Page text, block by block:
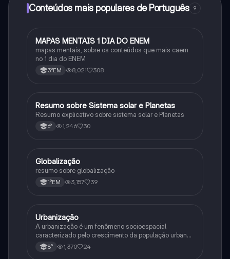
Conteúdos mais populares de Português 9
Português
MAPAS MENTAIS 1 DIA DO ENEM
mapas mentais, sobre os conteúdos que mais caem
no 1 dia do ENEM
3°EM 8,021 308
Geografia
Resumo sobre Sistema solar e Planetas
Resumo explicativo sobre sistema solar e Planetas
6° 1,246 30
Geografia
Globalização
resumo sobre globalização
1°EM 3,157 39
Geografia
Urbanização
A urbanização é um fenômeno socioespacial
caracterizado pelo crescimento da população urbana
e a expansão do urbano. Industrialização e êxodo
rural são suas principais causas.
8° 1,370 24